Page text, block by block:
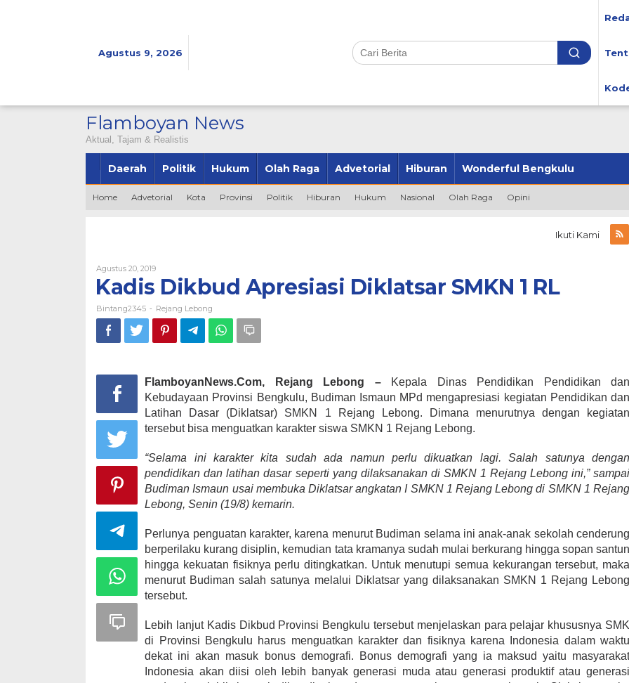
Agustus 9, 2026
Flamboyan News
Aktual, Tajam & Realistis
Daerah Politik Hukum Olah Raga Advetorial Hiburan Wonderful Bengkulu
Home Advetorial Kota Provinsi Politik Hiburan Hukum Nasional Olah Raga Opini
Ikuti Kami
Agustus 20, 2019Oleh
Bintang2345
Kadis Dikbud Apresiasi Diklatsar SMKN 1 RL
Bintang2345 - Rejang Lebong
FlamboyanNews.Com, Rejang Lebong –Kepala Dinas Pendidikan Pendidikan dan
Kebudayaan Provinsi Bengkulu, Budiman Ismaun MPd mengapresiasi kegiatan Pendidikan dan
Latihan Dasar (Diklatsar) SMKN 1 Rejang Lebong. Dimana menurutnya dengan kegiatan
tersebut bisa menguatkan karakter siswa SMKN 1 Rejang Lebong.
“Selama ini karakter kita sudah ada namun perlu dikuatkan lagi. Salah satunya dengan
pendidikan dan latihan dasar seperti yang dilaksanakan di SMKN 1 Rejang Lebong ini,” sampai
Budiman Ismaun usai membuka Diklatsar angkatan I SMKN 1 Rejang Lebong di SMKN 1 Rejang
Lebong, Senin (19/8) kemarin.
Perlunya penguatan karakter, karena menurut Budiman selama ini anak-anak sekolah cenderung
berperilaku kurang disiplin, kemudian tata kramanya sudah mulai berkurang hingga sopan santun
hingga kekuatan fisiknya perlu ditingkatkan. Untuk menutupi semua kekurangan tersebut, maka
menurut Budiman salah satunya melalui Diklatsar yang dilaksanakan SMKN 1 Rejang Lebong
tersebut.
Lebih lanjut Kadis Dikbud Provinsi Bengkulu tersebut menjelaskan para pelajar khususnya SMK
di Provinsi Bengkulu harus menguatkan karakter dan fisiknya karena Indonesia dalam waktu
dekat ini akan masuk bonus demografi. Bonus demografi yang ia maksud yaitu masyarakat
Indonesia akan diisi oleh lebih banyak generasi muda atau generasi produktif atau generasi